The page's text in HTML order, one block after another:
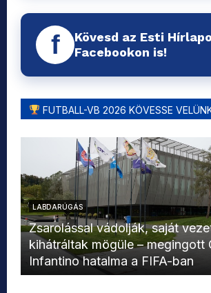
f
Kövesd az Esti
Facebookon is!
FUTBALL-VB 2026 KÖVESSE
LABDARÚGÁS
Zsarolással vádolják, saját
kihátráltak mögüle – megingott
Infantino hatalma a FIFA-ban